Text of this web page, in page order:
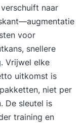
naar
voor
snellere
Vrijwel elke
uitkomst is
niet per
De sleutel is
training en